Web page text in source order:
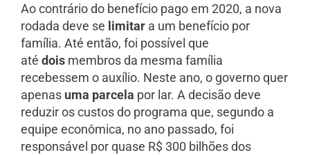
Ao contrário do benefício pago em 2020, a nova
rodada deve se limitar a um benefício por
família. Até então, foi possível que
até dois membros da mesma família
recebessem o auxílio. Neste ano, o governo quer
apenas uma parcela por lar. A decisão deve
reduzir os custos do programa que, segundo a
equipe econômica, no ano passado, foi
responsável por quase R$ 300 bilhões dos